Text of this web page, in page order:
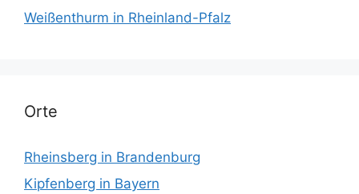
Weißenthurm in Rheinland-Pfalz
Orte
Rheinsberg in Brandenburg
Kipfenberg in Bayern